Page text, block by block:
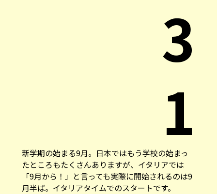
3
1
新学期の始まる9月。日本ではもう学校の始まっ
たところもたくさんありますが、イタリアでは
「9月から！」と言っても実際に開始されるのは9
月半ば。イタリアタイムでのスタートです。